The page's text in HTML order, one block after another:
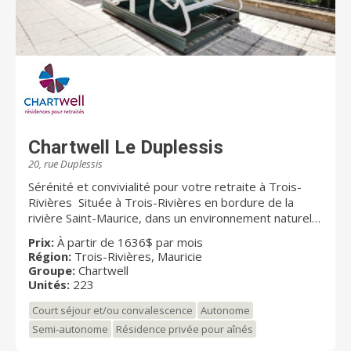
Chartwell Le Duplessis
20, rue Duplessis
Sérénité et convivialité pour votre retraite à Trois-
Rivières Située à Trois-Rivières en bordure de la
rivière Saint-Maurice, dans un environnement naturel
exceptionnel, Chartwell Le Duplessis est destinée aux
aînés autonomes et semi-autonomes, avec un accès à
des soins additionnels au besoin. Cette résidence est
idéale pour ceux qui souhaitent vivre les beaux jours
profiterez d’une vue magnifique sur la rivière depuis le
confort de votre studio ou de votre appartement 2 ½,
3 ½ ou 4 ½, tout en bénéficiant de la proximité des
Prix: À partir de 1636$ par mois
Région: Trois-Rivières, Mauricie
Groupe: Chartwell
Unités: 223
Court séjour et/ou convalescence
Autonome
Semi-autonome
Résidence privée pour aînés